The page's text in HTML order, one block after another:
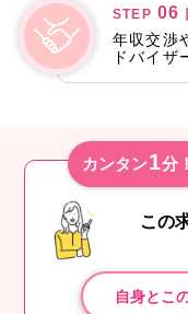
STEP 06
年収交渉
ドバイザ
カンタン1分
この
自身とこ